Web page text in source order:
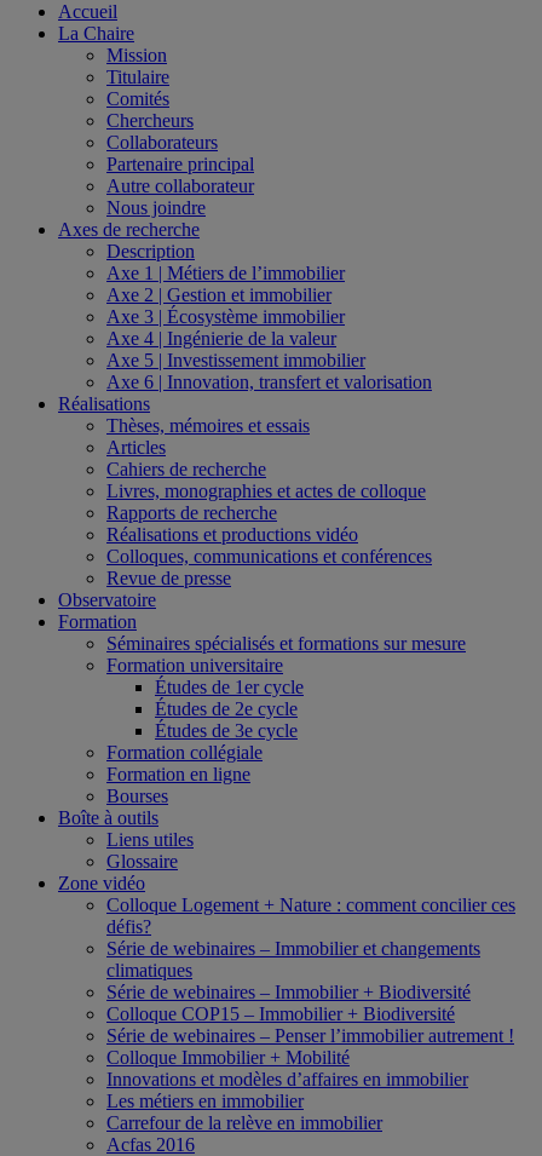
Accueil
La Chaire
Mission
Titulaire
Comités
Chercheurs
Collaborateurs
Partenaire principal
Autre collaborateur
Nous joindre
Axes de recherche
Description
Axe 1 | Métiers de l’immobilier
Axe 2 | Gestion et immobilier
Axe 3 | Écosystème immobilier
Axe 4 | Ingénierie de la valeur
Axe 5 | Investissement immobilier
Axe 6 | Innovation, transfert et valorisation
Réalisations
Thèses, mémoires et essais
Articles
Cahiers de recherche
Livres, monographies et actes de colloque
Rapports de recherche
Réalisations et productions vidéo
Colloques, communications et conférences
Revue de presse
Observatoire
Formation
Séminaires spécialisés et formations sur mesure
Formation universitaire
Études de 1er cycle
Études de 2e cycle
Études de 3e cycle
Formation collégiale
Formation en ligne
Bourses
Boîte à outils
Liens utiles
Glossaire
Zone vidéo
Colloque Logement + Nature : comment concilier ces
défis?
Série de webinaires – Immobilier et changements
climatiques
Série de webinaires – Immobilier + Biodiversité
Colloque COP15 – Immobilier + Biodiversité
Série de webinaires – Penser l’immobilier autrement !
Colloque Immobilier + Mobilité
Innovations et modèles d’affaires en immobilier
Les métiers en immobilier
Carrefour de la relève en immobilier
Acfas 2016